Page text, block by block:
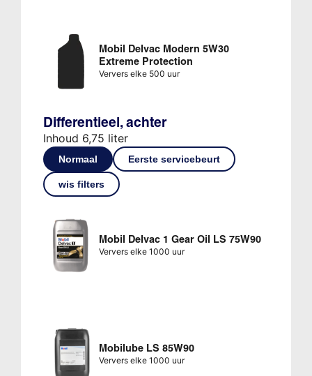
Mobil Delvac Modern 5W30
Extreme Protection
Ververs elke 500 uur
Differentieel, achter
Inhoud 6,75 liter
Normaal Eerste servicebeurt
wis filters
Mobil Delvac 1 Gear Oil LS 75W90
Ververs elke 1000 uur
Mobilube LS 85W90
Ververs elke 1000 uur